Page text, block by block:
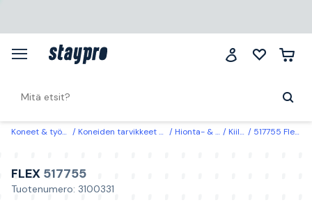
Koneet & työkalut Koneiden tarvikkeet & käyttöosat Hionta- & kiillotuslaikat Kiillotustyynyt 517755 Flex Kiillotussieni 5 kpl pakkaus, 35 mm, vihreä, kova
FLEX 517755
Tuotenumero: 3100331